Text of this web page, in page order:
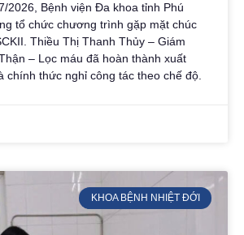
2026, Bệnh viện Đa khoa tỉnh Phú
tổ chức chương trình gặp mặt chúc
Thiều Thị Thanh Thủy – Giám
– Lọc máu đã hoàn thành xuất
chính thức nghỉ công tác theo chế độ.
KHOA BỆNH NHIỆT ĐỚI